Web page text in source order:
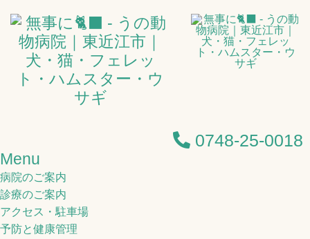
0748-25-0018
Menu
病院のご案内
診療のご案内
アクセス・駐車場
予防と健康管理